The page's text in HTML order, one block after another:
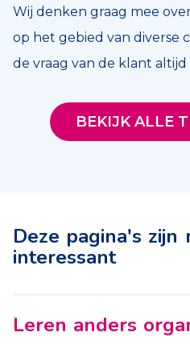
Wij denken graag mee
op het gebied van diverse
de vraag van de klant
BEKIJK ALLE
Deze pagina's zijn
interessant
Leren anders